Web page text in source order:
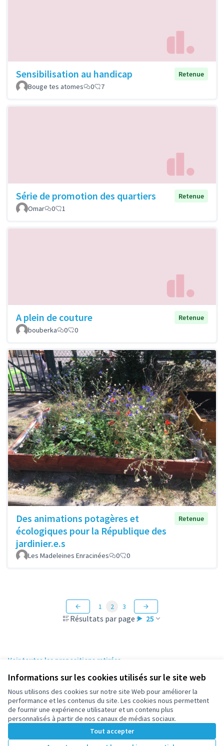
Informations sur les cookies utilisés sur le site web
Nous utilisons des cookies sur notre site Web pour améliorer la
performance et les contenus du site. Les cookies nous permettent
de fournir une expérience utilisateur et un contenu plus
personnalisés à partir de nos canaux de médias sociaux.
Tout accepter
Sensibilisation au handicap
Retenue
Bouge tes atomes
0 7
Série de promotion des quartiers
Retenue
Omar
0 1
A plein de couture
Retenue
bouberka
0 0
Des animations potagères et
écologiques pour la République des
jardinier.e.s
Retenue
Les Madeleines Enracinées 0 0
Résultats par page : 25
1 2 3
Voir toutes les propositions retirées
Conditions d'utilisation
Paramètres des cookies
participez.nanterre.fr sur X
(Lien externe)
participez.nanterre.fr sur Facebook
participez.nanterre.fr sur Instagram
participez.nanterre.fr sur YouTube
(Lien externe)
participez.nanterre.fr sur GitHub
(Lien externe)